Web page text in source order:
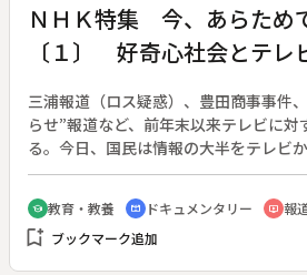
ＮＨＫ特集 今、あらため
〔１〕 好奇心社会とテレ
三浦報道（ロス疑惑）、豊田商事事件
らせ”報道など、前年末以来テレビに
る。今日、国民は情報の大半をテレビ
ビが過熱報道、人権無視、プライバシ
る一方、伝えるべきことを伝えていな
した日本のテレビの状況をふまえて、
ＢＣ（イギリス）、スウェーデン放送
school 教育・教養 cinematic_blur ドキュメンタリー ondemand_video 報
bookmark_add ブックマーク追加